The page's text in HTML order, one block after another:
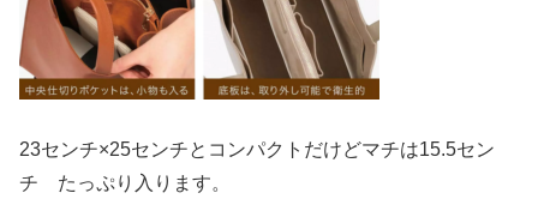
23センチ×25センチとコンパクトだけどマチは15.5セン
チ たっぷり入ります。